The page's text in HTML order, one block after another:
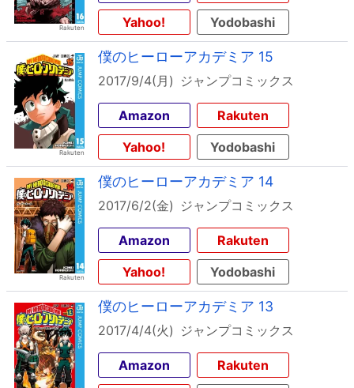
Yahoo!
Yodobashi
僕のヒーローアカデミア 15
2017/9/4(月) ジャンプコミックス
Amazon
Rakuten
Yahoo!
Yodobashi
僕のヒーローアカデミア 14
2017/6/2(金) ジャンプコミックス
Amazon
Rakuten
Yahoo!
Yodobashi
僕のヒーローアカデミア 13
2017/4/4(火) ジャンプコミックス
Amazon
Rakuten